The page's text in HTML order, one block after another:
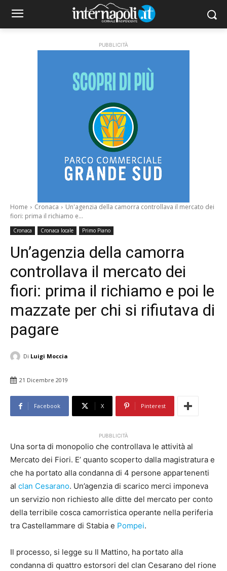
PUBBLICITÀ
Home Cronaca
Un'agenzia della camorra controllava il mercato dei
fiori: prima il richiamo e...
Cronaca Cronaca locale Primo Piano
Un’agenzia della camorra
controllava il mercato dei
fiori: prima il richiamo e poi le
mazzate per chi si rifiutava di
pagare
Di Luigi Moccia
21 Dicembre 2019
Facebook X Pinterest
PUBBLICITÀ
Una sorta di monopolio che controllava le attività al
Mercato dei Fiori. E’ quanto scoperto dalla magistratura e
che ha portato alla condanna di 4 persone appartenenti
al clan Cesarano. Un’agenzia di scarico merci imponeva
un servizio non richiesto alle ditte del mercato per conto
della terribile cosca camorristica operante nella periferia
tra Castellammare di Stabia e Pompei.
Il processo, si legge su Il Mattino, ha portato alla
condanna di quattro estorsori del clan Cesarano del rione